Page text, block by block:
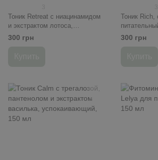
Тоник Retreat с ниацинамидом
и экстрактом лотоса,
восстанавливающий, 150 мл
300 грн
Тоник Rich,
300 грн